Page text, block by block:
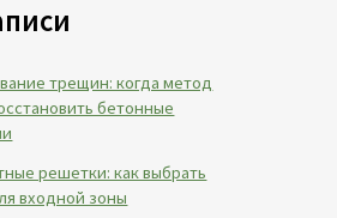
трещин: когда метод
бетонные
решетки: как выбрать
входной зоны